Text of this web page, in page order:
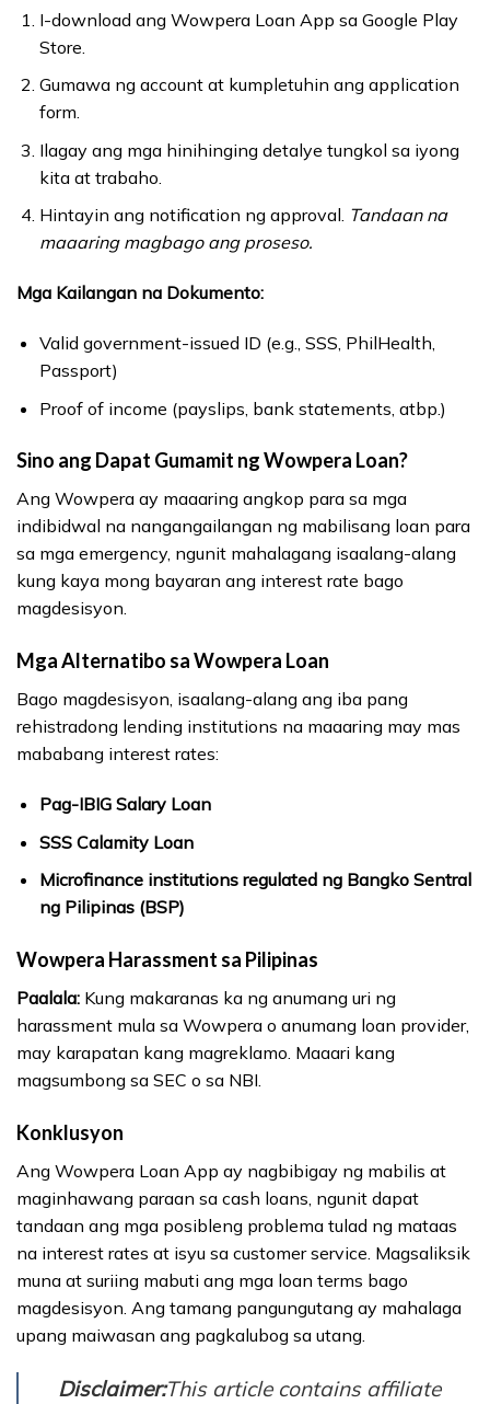
I-download ang Wowpera Loan App sa Google Play
Store.
Gumawa ng account at kumpletuhin ang application
form.
Ilagay ang mga hinihinging detalye tungkol sa iyong
kita at trabaho.
Hintayin ang notification ng approval. Tandaan na
maaaring magbago ang proseso.
Mga Kailangan na Dokumento:
Valid government-issued ID (e.g., SSS, PhilHealth,
Passport)
Proof of income (payslips, bank statements, atbp.)
Sino ang Dapat Gumamit ng Wowpera Loan?
Ang Wowpera ay maaaring angkop para sa mga
indibidwal na nangangailangan ng mabilisang loan para
sa mga emergency, ngunit mahalagang isaalang-alang
kung kaya mong bayaran ang interest rate bago
magdesisyon.
Mga Alternatibo sa Wowpera Loan
Bago magdesisyon, isaalang-alang ang iba pang
rehistradong lending institutions na maaaring may mas
mababang interest rates:
Pag-IBIG Salary Loan
SSS Calamity Loan
Microfinance institutions regulated ng Bangko Sentral
ng Pilipinas (BSP)
Wowpera Harassment sa Pilipinas
Paalala: Kung makaranas ka ng anumang uri ng
harassment mula sa Wowpera o anumang loan provider,
may karapatan kang magreklamo. Maaari kang
magsumbong sa SEC o sa NBI.
Konklusyon
Ang Wowpera Loan App ay nagbibigay ng mabilis at
maginhawang paraan sa cash loans, ngunit dapat
tandaan ang mga posibleng problema tulad ng mataas
na interest rates at isyu sa customer service. Magsaliksik
muna at suriing mabuti ang mga loan terms bago
magdesisyon. Ang tamang pangungutang ay mahalaga
upang maiwasan ang pagkalubog sa utang.
Disclaimer:This article contains affiliate